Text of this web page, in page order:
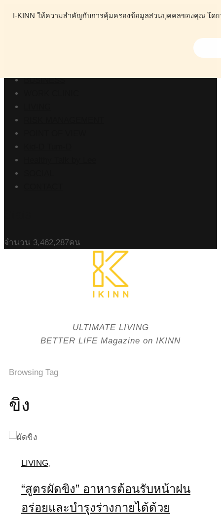
I-KINN ให้ความสำคัญกับการคุ้มครองข้อมูลส่วนบุคคลของคุณ โด
BUSINESS
จำนวน 3,462,287คน
ULTIMATE LIVING
BETTER LIFE Magazine on IKINN
Browsing Tag
ขิง
LIVING,
“สูตรผัดขิง” อาหารต้อนรับหน้าฝน
อร่อยและบำรุงร่างกายได้ด้วย